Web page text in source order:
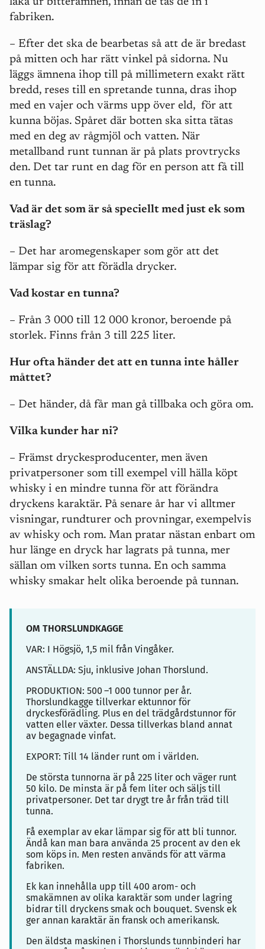
fabriken.
– Efter det ska de bearbetas så att de är bredast
på mitten och har rätt vinkel på sidorna. Nu
läggs ämnena ihop till på millimetern exakt rätt
bredd, reses till en spretande tunna, dras ihop
med en vajer och värms upp över eld, för att
kunna böjas. Spåret där botten ska sitta tätas
med en deg av rågmjöl och vatten. När
metallband runt tunnan är på plats provtrycks
den. Det tar runt en dag för en person att få till
en tunna.
Vad är det som är så speciellt med just ek som
träslag?
– Det har aromegenskaper som gör att det
lämpar sig för att förädla drycker.
Vad kostar en tunna?
– Från 3 000 till 12 000 kronor, beroende på
storlek. Finns från 3 till 225 liter.
Hur ofta händer det att en tunna inte håller
måttet?
– Det händer, då får man gå tillbaka och göra om.
Vilka kunder har ni?
– Främst dryckesproducenter, men även
privatpersoner som till exempel vill hälla köpt
whisky i en mindre tunna för att förändra
dryckens karaktär. På senare år har vi alltmer
visningar, rundturer och provningar, exempelvis
av whisky och rom. Man pratar nästan enbart om
hur länge en dryck har lagrats på tunna, mer
sällan om vilken sorts tunna. En och samma
whisky smakar helt olika beroende på tunnan.
OM THORSLUNDKAGGE
VAR: I Högsjö, 1,5 mil från Vingåker.
ANSTÄLLDA: Sju, inklusive Johan Thorslund.
PRODUKTION: 500 –1 000 tunnor per år.
Thorslundkagge tillverkar ektunnor för
dryckesförädling. Plus en del trädgårdstunnor för
vatten eller växter. Dessa tillverkas bland annat
av begagnade vinfat.
EXPORT: Till 14 länder runt om i världen.
De största tunnorna är på 225 liter och väger runt
50 kilo. De minsta är på fem liter och säljs till
privatpersoner. Det tar drygt tre år från träd till
tunna.
Få exemplar av ekar lämpar sig för att bli tunnor.
Ändå kan man bara använda 25 procent av den ek
som köps in. Men resten används för att värma
fabriken.
Ek kan innehålla upp till 400 arom- och
smakämnen av olika karaktär som under lagring
bidrar till dryckens smak och bouquet. Svensk ek
ger annan karaktär än fransk och amerikansk.
Den äldsta maskinen i Thorslunds tunnbinderi har